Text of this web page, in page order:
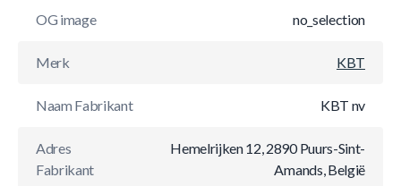
OG image no_selection
Merk KBT
Naam Fabrikant KBT nv
Adres
Fabrikant
Hemelrijken 12, 2890 Puurs-Sint-
Amands, België